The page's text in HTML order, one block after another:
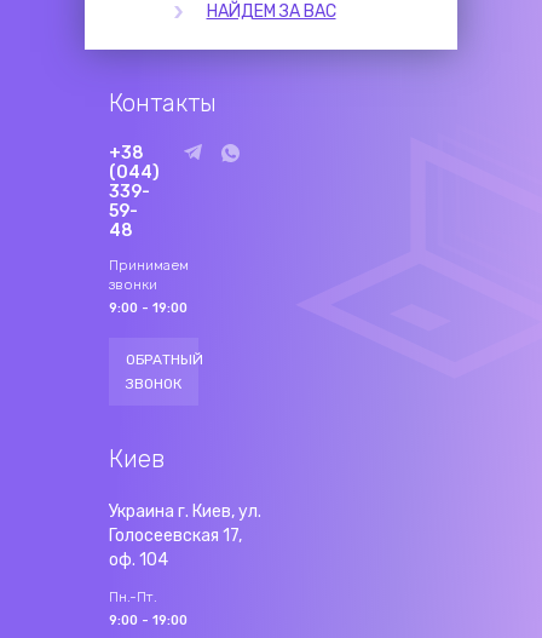
НАЙДЕМ ЗА ВАС
Контакты
+38
(044)
339-
59-
48
Принимаем
звонки
9:00 - 19:00
ОБРАТНЫЙ
ЗВОНОК
Киев
Украина г. Киев, ул.
Голосеевская 17,
оф. 104
Пн.-Пт.
9:00 - 19:00